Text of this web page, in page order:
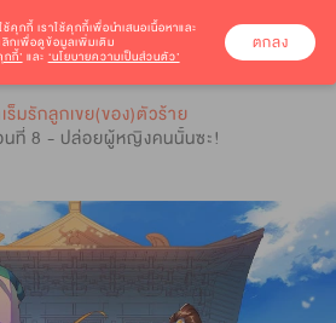
ร็มรักลูกเขย(ของ)ตัวร้าย
ที่ 8 - ปล่อยผู้หญิงคนนั้นซะ!
ช้คุกกี้ เราใช้คุกกี้เพื่อนำเสนอเนื้อหาและ
กเพื่อดูข้อมูลเพิ่มเติม
กี้’ และ ‘นโยบายความเป็นส่วนตัว’
ตกลง